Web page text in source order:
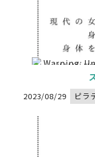
Warning:
/home/xs834068/nadeshikoseitai-
2023/08/29 ピラ